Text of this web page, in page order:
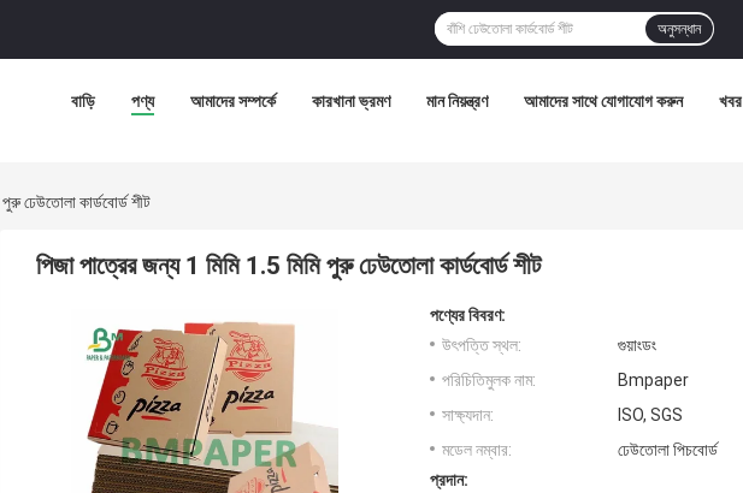
অনুসন্ধান
বাড়ি পণ্য আমাদের সম্পর্কে কারখানা ভ্রমণ মান নিয়ন্ত্রণ আমাদের সাথে যোগাযোগ করুন খবর
ঢেউতোলা কার্ডবোর্ড শীট
পিজা পাত্রের জন্য 1 মিমি 1.5 মিমি পুরু ঢেউতোলা কার্ডবোর্ড শীট
পণ্যের বিবরণ:
উৎপত্তি স্থল:
গুয়াংডং
পরিচিতিমুলক নাম:
Bmpaper
সাক্ষ্যদান:
ISO, SGS
মডেল নম্বার:
ঢেউতোলা পিচবোর্ড
প্রদান: